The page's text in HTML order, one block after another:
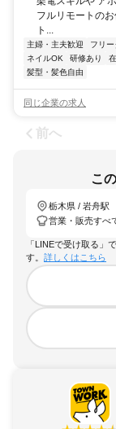
フルリモートの
ト...
主婦・主夫歓迎 フリ
ネイルOK
研修あり
髪型・髪色自由
同じ企業の求人
前へ
こ
栃木県 / 岩舟駅
営業・販売すべ
「LINEで受け取る」
す。 詳しくはこちら